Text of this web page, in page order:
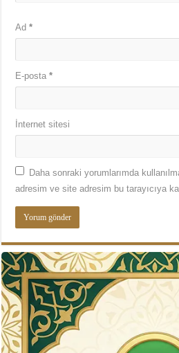
Ad*
E-posta*
İnternet sitesi
Daha sonraki yorumlarımda
adresim ve site adresim bu tarayıcıya